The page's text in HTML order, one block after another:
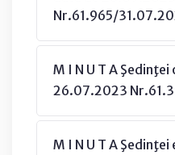
Nr.61.965/
M I N U T A
26.07.2023
M I N U T A